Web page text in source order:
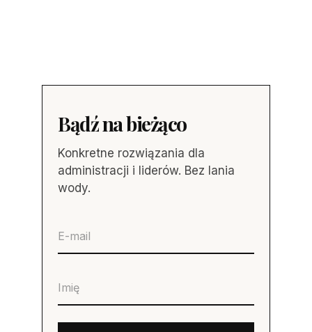
Bądź na bieżąco
Konkretne rozwiązania dla
administracji i liderów. Bez lania
wody.